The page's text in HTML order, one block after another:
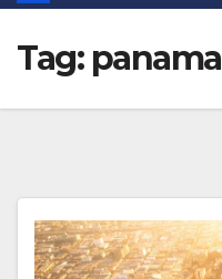
Tag: panama